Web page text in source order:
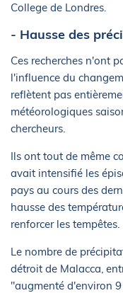
College de Londres.
- Hausse des
Ces recherches n'ont
l'influence du
reflètent pas
météorologiques
chercheurs.
Ils ont tout de même
avait intensifié les
pays au cours des
hausse des
renforcer les tempêtes.
Le nombre de
détroit de Malacca,
"augmenté d'environ